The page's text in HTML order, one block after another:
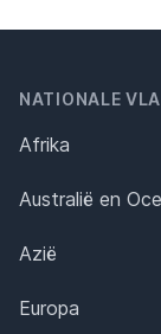
NATIONALE
Afrika
Australië en
Azië
Europa